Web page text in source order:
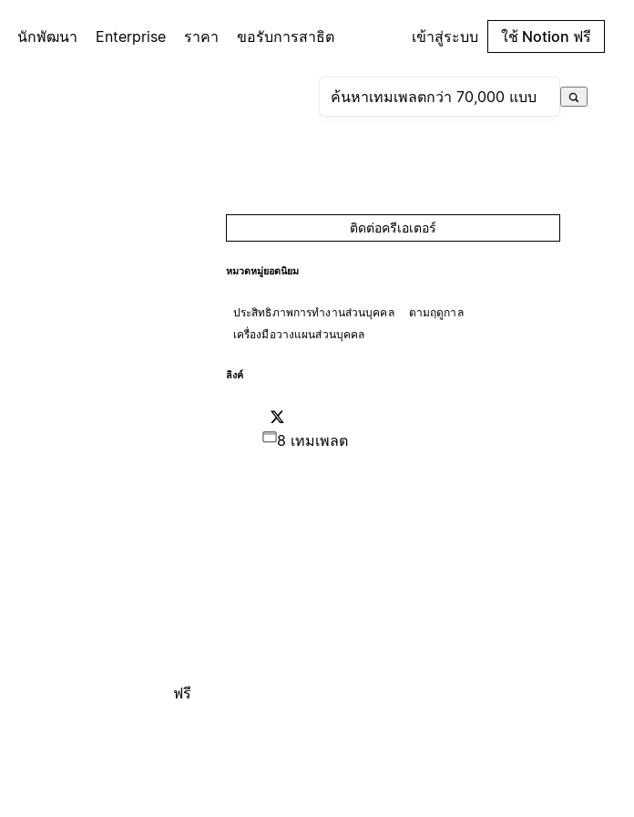
นักพัฒนา Enterprise ราคา ขอรับการสาธิต เข้าสู่ระบบ ใช้ Notion ฟรี
ติดต่อครีเอเตอร์
หมวดหมู่ยอดนิยม
ประสิทธิภาพการทำงานส่วนบุคคล
ตามฤดูกาล
เครื่องมือวางแผนส่วนบุคคล
ลิงค์
8 เทมเพลต
ฟรี